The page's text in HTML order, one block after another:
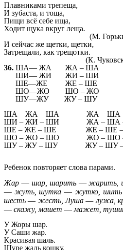
Плавниками трепеща,
И зубаста, и тоща,
Пищи всё себе ища,
Ходит щука вкруг леща.
(М.
И сейчас же щетки, щетки,
Затрещали, как трещотки.
(К.
36.ША— ЖА ЖА – ША
ШИ— ЖИ ЖИ – ШИ
ШЕ—ЖЕ ЖЕ – ШЕ
ШО—ЖО ШО – ЖО
ШУ—ЖУ ЖУ – ШУ
ША – ЖА – ША ЖА – ША
ШИ – ЖИ – ШИ ЖА – ША
ШЕ – ЖЕ – ШЕ ЖЕ – ШЕ –
ШО – ЖО – ШО ЖО – ШО
ШУ – ЖУ – ШУ ЖУ – ШУ
Ребенок повторяет слова парами.
Жар — шар, шарить —жарить,
— жуть, шутка— жутко,
шесть— жесть, Луша— лужа,
— скажу, машет — мажет,
У Жоры шар.
У Саши жар.
Красивая шаль.
Шуре жаль кошку.